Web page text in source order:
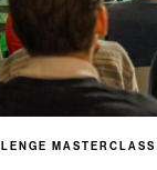
MASTERCLASS